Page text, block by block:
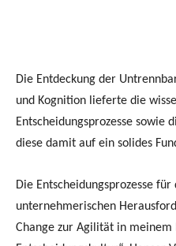
Das Seminar –